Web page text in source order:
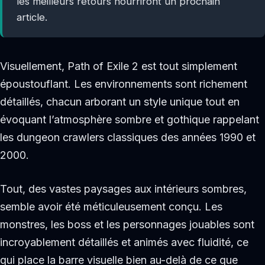
article.
Visuellement, Path of Exile 2 est tout simplement
époustouflant. Les environnements sont richement
détaillés, chacun arborant un style unique tout en
évoquant l’atmosphère sombre et gothique rappelant
les dungeon crawlers classiques des années 1990 et
2000.
Tout, des vastes paysages aux intérieurs sombres,
semble avoir été méticuleusement conçu. Les
monstres, les boss et les personnages jouables sont
incroyablement détaillés et animés avec fluidité, ce
qui place la barre visuelle bien au-delà de ce que